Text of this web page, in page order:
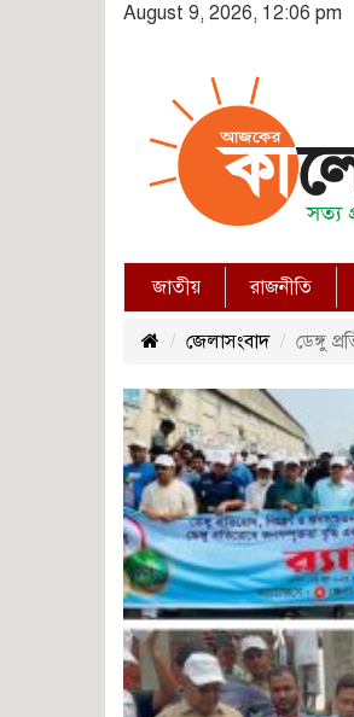
August 9, 2026, 12:06 pm
জাতীয় রাজনীতি
জেলাসংবাদ ডেঙ্গু